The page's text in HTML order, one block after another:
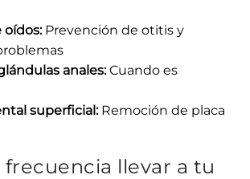
oídos:Prevención de otitis y
anales:Cuando es
superficial:Remoción de placa
frecuencia llevar a tu